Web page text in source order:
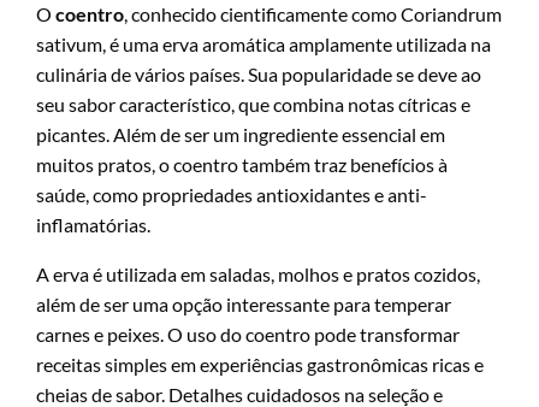
O coentro , conhecido cientificamente como Coriandrum
sativum, é uma erva aromática amplamente utilizada na
culinária de vários países. Sua popularidade se deve ao
seu sabor característico, que combina notas cítricas e
picantes. Além de ser um ingrediente essencial em
muitos pratos, o coentro também traz benefícios à
saúde, como propriedades antioxidantes e anti-
inflamatórias.
A erva é utilizada em saladas, molhos e pratos cozidos,
além de ser uma opção interessante para temperar
carnes e peixes. O uso do coentro pode transformar
receitas simples em experiências gastronômicas ricas e
cheias de sabor. Detalhes cuidadosos na seleção e